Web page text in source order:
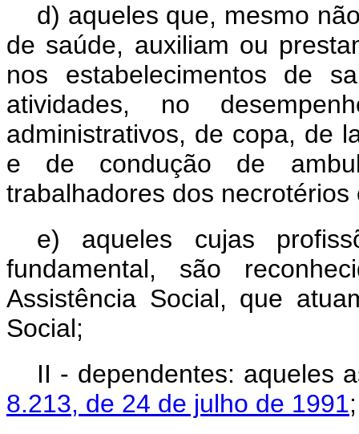
d) aqueles que, mesmo
de saúde, auxiliam ou
nos estabelecimentos de
atividades, no
administrativos, de copa, de
e de condução de
trabalhadores dos
e) aqueles cujas
fundamental, são
Assistência Social, que
Social;
II - dependentes: aqueles
8.213, de 24 de julho de 1991;